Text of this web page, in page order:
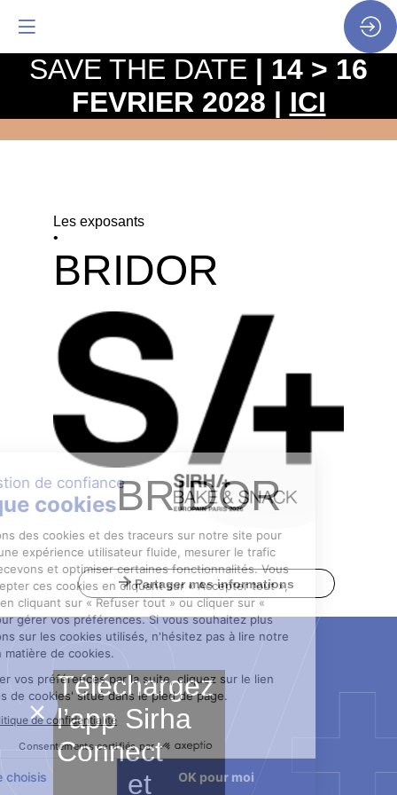
Les exposants
•
BRIDOR
BRIDOR
Partager mes informations
Téléchargez
l’app Sirha
Connect
et
SAVE THE DATE | 14 > 16
FEVRIER 2028 | ICI